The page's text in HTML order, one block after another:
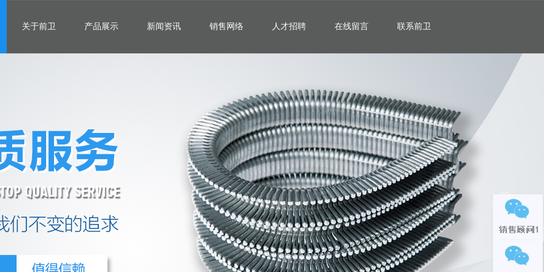
关于前卫 产品展示 新闻资讯 销售网络 人才招聘 在线留言 联系前卫